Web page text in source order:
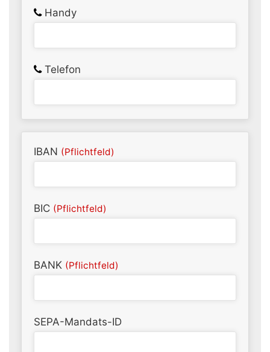
Handy
Telefon
IBAN (Pflichtfeld)
BIC (Pflichtfeld)
BANK (Pflichtfeld)
SEPA-Mandats-ID